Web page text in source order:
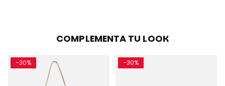
COMPLEMENTA TU LOOK
-30% -30%